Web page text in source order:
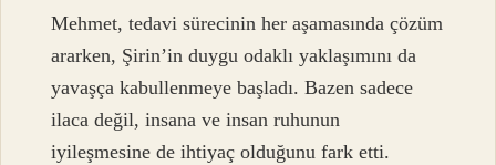
Mehmet, tedavi sürecinin her aşamasında çözüm
ararken, Şirin’in duygu odaklı yaklaşımını da
yavaşça kabullenmeye başladı. Bazen sadece
ilaca değil, insana ve insan ruhunun
iyileşmesine de ihtiyaç olduğunu fark etti.